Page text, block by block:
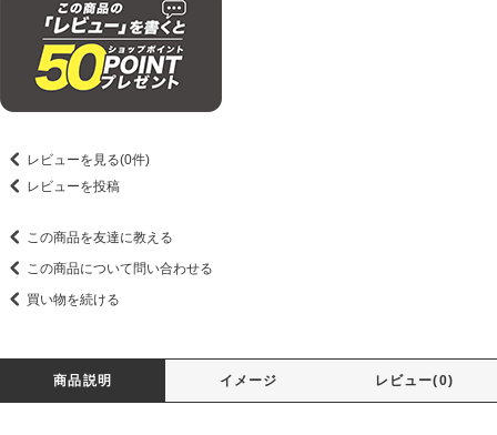
レビューを見る(0件)
レビューを投稿
この商品を友達に教える
この商品について問い合わせる
買い物を続ける
商品説明 イメージ レビュー(0)